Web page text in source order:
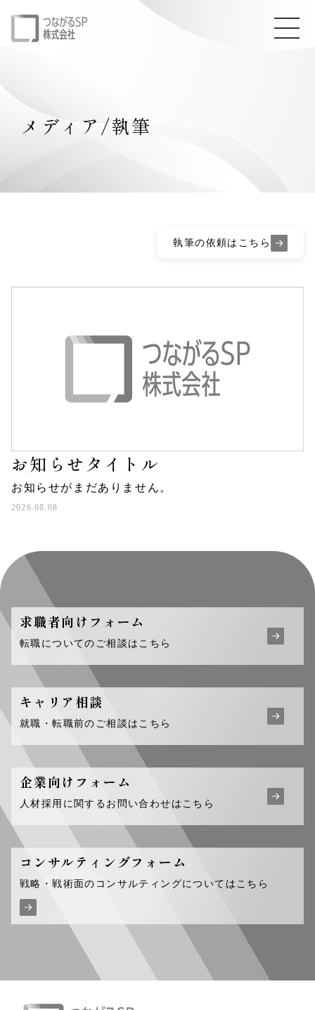
メディア/執筆
執筆の依頼はこちら
お知らせタイトル
お知らせがまだありません。
2026.08.08
求職者向けフォーム
転職についてのご相談はこちら
キャリア相談
就職・転職前のご相談はこちら
企業向けフォーム
人材採用に関するお問い合わせはこちら
コンサルティングフォーム
戦略・戦術面のコンサルティングについてはこちら